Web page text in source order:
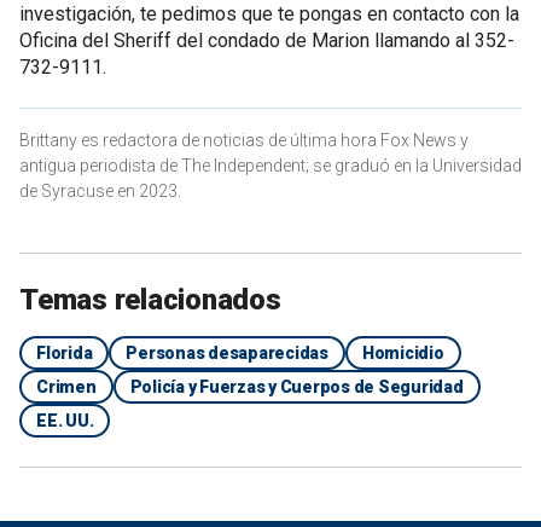
investigación, te pedimos que te pongas en contacto con la
Oficina del Sheriff del condado de Marion llamando al 352-
732-9111.
Brittany es redactora de noticias de última hora Fox News y
antigua periodista de The Independent; se graduó en la Universidad
de Syracuse en 2023.
Temas relacionados
Florida Personas desaparecidas
Homicidio
Crimen
Policía y Fuerzas y Cuerpos de Seguridad
EE. UU.